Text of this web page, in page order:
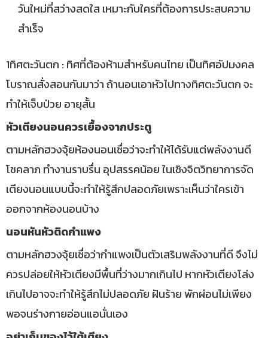
วันใหม่ที่สว่างสดใส เหมาะกับใครที่ต้องการประสบความ
สำเร็จ
1ทิศตะวันตก : ทิศที่ต้องห้ามสำหรับคนไทย เป็นทิศอัปมงคล
โบราณสั่งสอนกันมาว่า ถ้านอนเอาหัวไปทางทิศตะวันตก จะ
ทำให้เจ็บป่วย อายุสั้น
หัวเตียงนอนควรเยื้องจากประตู
ตามหลักฮวงจุ้ยห้องนอนเชื่อว่าจะทำให้ได้รับแต่พลังงานดี
โชคลาภ ทำงานราบรื่น อุปสรรคน้อย ในเชิงจิตวิทยาการจัด
เตียงนอนแบบนี้จะทำให้รู้สึกปลอดภัยเพราะเห็นว่าใครเข้า
ออกจากห้องนอนบ้าง
นอนหันหัวติดกำแพง
ตามหลักฮวงจุ้ยเชื่อว่ากำแพงเป็นตัวเสริมพลังงานที่ดี จึงไม่
ควรปล่อยให้หัวเตียงมีพื้นที่ว่างมากเกินไป หากหัวเตียงโล่ง
เกินไปอาจจะทำให้รู้สึกไม่ปลอดภัย ฝันร้าย พักผ่อนไม่เพียง
พอจนร่างกายอ่อนแอนั่นเอง